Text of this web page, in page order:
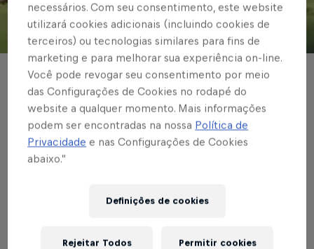
© Red Bull Bragantino
COPA DO BRASIL
Massa Bruta sai atrás
nas oitavas da Copa
do Brasil
3 min de leitura
Published on 29.10.2020 · 23:00 UTC
necessários. Com seu consentimento, este website
utilizará cookies adicionais (incluindo cookies de
terceiros) ou tecnologias similares para fins de
marketing e para melhorar sua experiência on-line.
Você pode revogar seu consentimento por meio
das Configurações de Cookies no rodapé do
website a qualquer momento. Mais informações
podem ser encontradas na nossa Política de
Privacidade e nas Configurações de Cookies
abaixo.”
Definições de cookies
Rejeitar Todos Permitir cookies